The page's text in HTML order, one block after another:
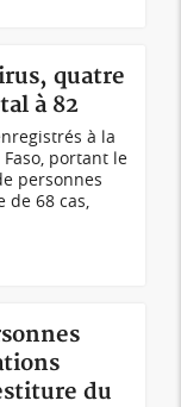
quatre
à 82
à la
portant le
personnes
de 68 cas,
du